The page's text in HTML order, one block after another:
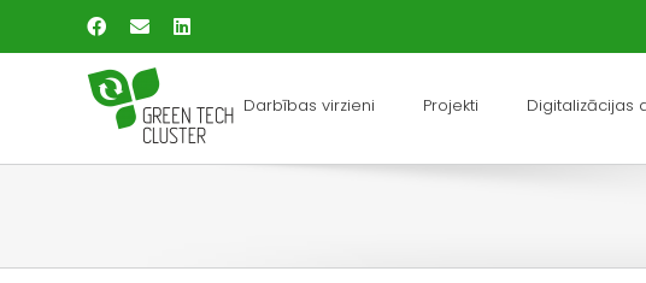
Facebook
EmailLinkedIn
Darbības virzieni Projekti Digitalizācijas